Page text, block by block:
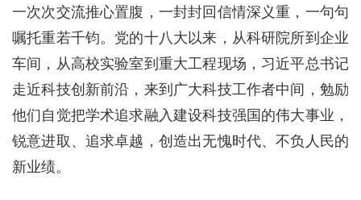
一次次交流推心置腹，一封封回信情深义重，一句句
嘱托重若千钧。党的十八大以来，从科研院所到企业
车间，从高校实验室到重大工程现场，习近平总书记
走近科技创新前沿，来到广大科技工作者中间，勉励
他们自觉把学术追求融入建设科技强国的伟大事业，
锐意进取、追求卓越，创造出无愧时代、不负人民的
新业绩。